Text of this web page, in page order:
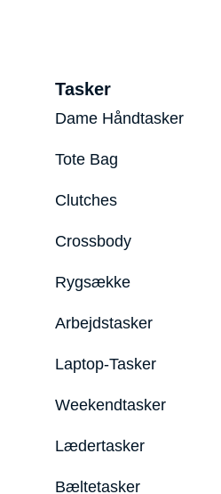
Tasker
Dame Håndtasker
Tote Bag
Clutches
Crossbody
Rygsække
Arbejdstasker
Laptop-Tasker
Weekendtasker
Lædertasker
Bæltetasker